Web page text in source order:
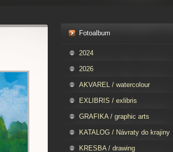
Fotoalbum
2024
2026
AKVAREL / watercolour
EXLIBRIS / exlibris
GRAFIKA / graphic arts
KATALOG / Návraty do krajiny
KRESBA / drawing